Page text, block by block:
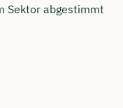
Sektor abgestimmt